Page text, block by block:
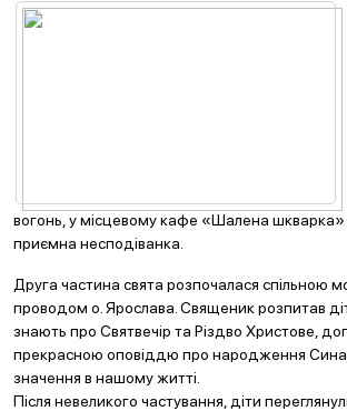
вогонь, у місцевому кафе «Шалена шкварка»
приємна несподіванка.
Друга частина свята розпочалася спільною
проводом о. Ярослава. Священик розпитав
знають про Святвечір та Різдво Христове,
прекрасною оповіддю про народження Сина
значення в нашому житті.
Після невеликого частування, діти